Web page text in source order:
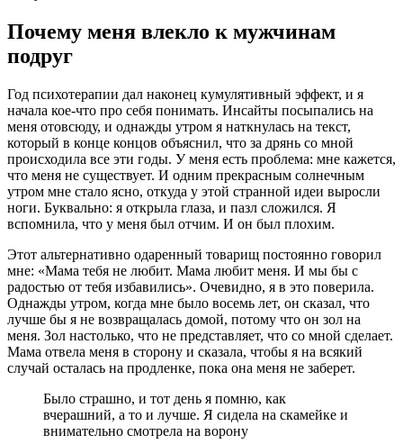
Почему меня влекло к мужчинам
подруг
Год психотерапии дал наконец кумулятивный эффект, и я
начала кое-что про себя понимать. Инсайты посыпались на
меня отовсюду, и однажды утром я наткнулась на текст,
который в конце концов объяснил, что за дрянь со мной
происходила все эти годы. У меня есть проблема: мне кажется,
что меня не существует. И одним прекрасным солнечным
утром мне стало ясно, откуда у этой странной идеи выросли
ноги. Буквально: я открыла глаза, и пазл сложился. Я
вспомнила, что у меня был отчим. И он был плохим.
Этот альтернативно одаренный товарищ постоянно говорил
мне: «Мама тебя не любит. Мама любит меня. И мы бы с
радостью от тебя избавились». Очевидно, я в это поверила.
Однажды утром, когда мне было восемь лет, он сказал, что
лучше бы я не возвращалась домой, потому что он зол на
меня. Зол настолько, что не представляет, что со мной сделает.
Мама отвела меня в сторону и сказала, чтобы я на всякий
случай осталась на продленке, пока она меня не заберет.
Было страшно, и тот день я помню, как
вчерашний, а то и лучше. Я сидела на скамейке и
внимательно смотрела на ворону